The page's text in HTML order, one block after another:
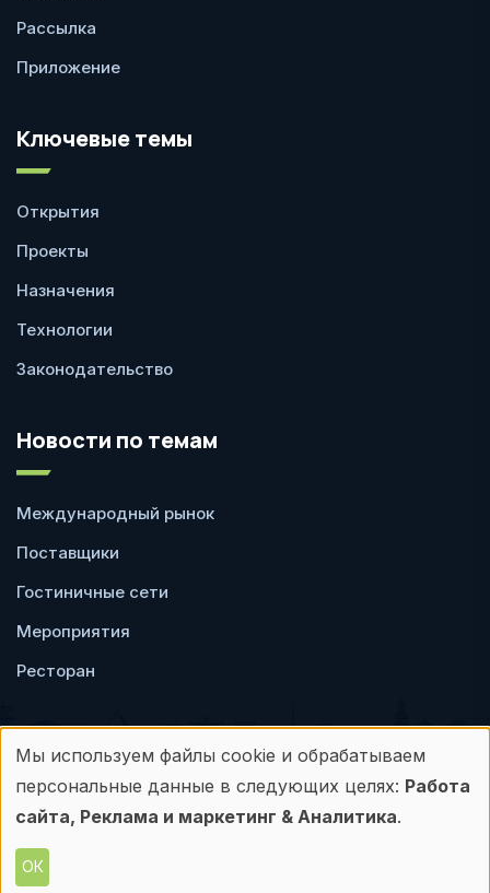
Рассылка
Приложение
Ключевые темы
Открытия
Проекты
Назначения
Технологии
Законодательство
Новости по темам
Международный рынок
Поставщики
Гостиничные сети
Мероприятия
Ресторан
Пользовательское
соглашение
Политика
конфиденциальности
Использование
персональных
данных
Мы используем файлы cookie и обрабатываем
персональные данные в следующих целях: Работа
сайта, Реклама и маркетинг & Аналитика.
ОК